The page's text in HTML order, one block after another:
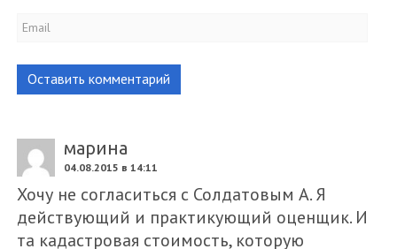
Оставить комментарий
марина
04.08.2015 в 14:11
Хочу не согласиться с Солдатовым А. Я
действующий и практикующий оценщик. И
та кадастровая стоимость, которую